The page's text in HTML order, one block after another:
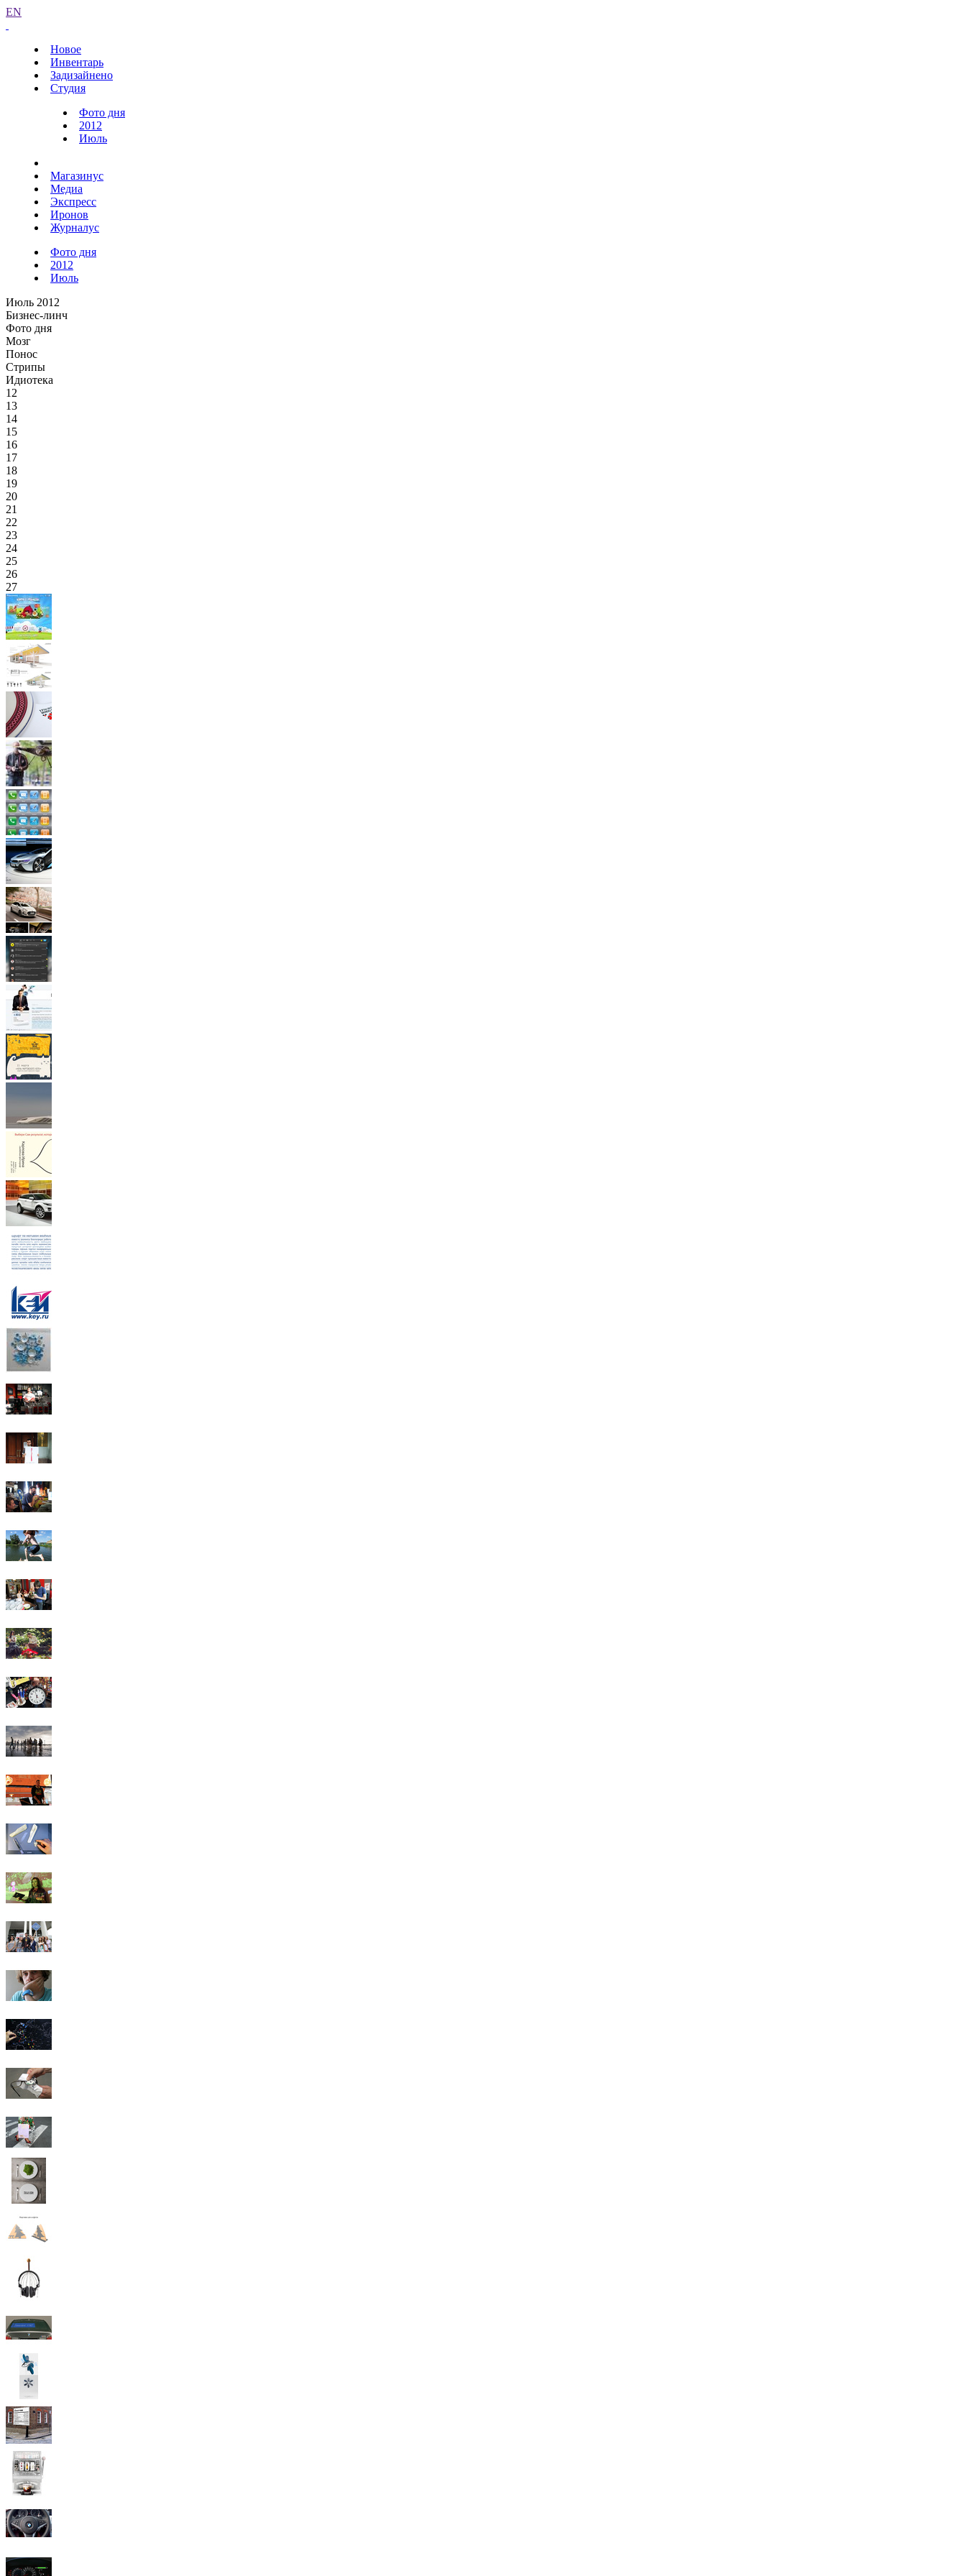
EN
Новое
Инвентарь
Задизайнено
Студия
Фото дня
2012
Июль
Магазинус
Медиа
Экспресс
Иронов
Журналус
Фото дня
2012
Июль
Июль 2012
Бизнес-линч
Фото дня
Мозг
Понос
Стрипы
Идиотека
12
13
14
15
16
17
18
19
20
21
22
23
24
25
26
27